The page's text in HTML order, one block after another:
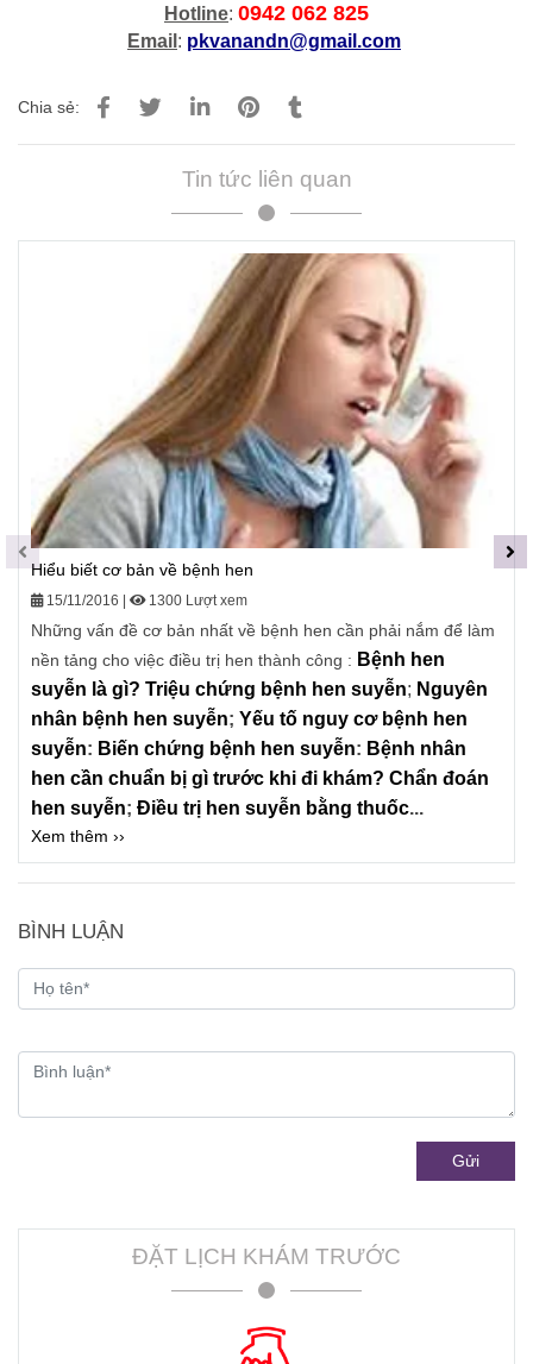
Hotline: 0942 062 825
Email : pkvanandn@gmail.com
Chia sẻ:
Tin tức liên quan
Hiểu biết cơ bản về bệnh hen
15/11/2016 | 1300 Lượt xem
Những vấn đề cơ bản nhất về bệnh hen cần phải nắm để làm
nền tảng cho việc điều trị hen thành công : Bệnh hen
suyễn là gì? Triệu chứng bệnh hen suyễn; Nguyên
nhân bệnh hen suyễn; Yếu tố nguy cơ bệnh hen
suyễn: Biến chứng bệnh hen suyễn: Bệnh nhân
hen cần chuẩn bị gì trước khi đi khám? Chẩn đoán
hen suyễn; Điều trị hen suyễn bằng thuốc...
Xem thêm ››
BÌNH LUẬN
Gửi
ĐẶT LỊCH KHÁM TRƯỚC